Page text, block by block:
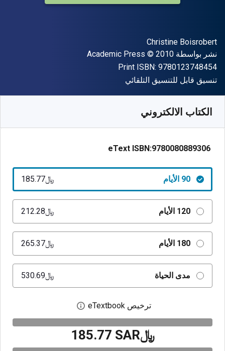
المؤلف (المؤلفون)
Christine Boisrobert
الناشر
نشر بواسطة Academic Press
حقوق الطبع والنشر © 2010
Print ISBN: 9780123748454
شكل
تنسيق قابل للتنسيق التلقائي
الكتاب الالكتروني
eText ISBN:9780080889306
90 الأيام ﷼‎185.77
120 الأيام ﷼‎212.28
180 الأيام ﷼‎265.37
مدى الحياة ﷼‎530.69
ترخيص eTextbook افتح مربع حوار
﷼‎185.77 SAR